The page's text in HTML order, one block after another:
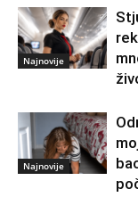
Najnovije
Najnovije